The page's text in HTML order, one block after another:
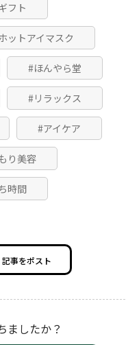
フト
ットアイマスク
#ほんやら堂
#リラックス
#アイケア
り美容
時間
記事をポスト
ましたか？